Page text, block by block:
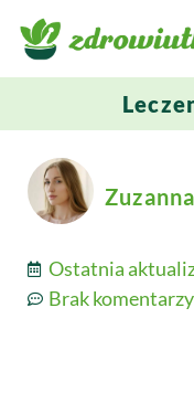
Ostatnia
Brak komentarzy